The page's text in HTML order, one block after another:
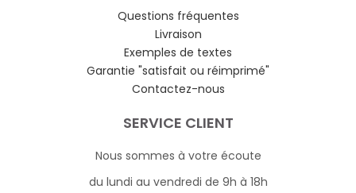
Questions fréquentes
Livraison
Exemples de textes
Garantie "satisfait ou réimprimé"
Contactez-nous
SERVICE CLIENT
Nous sommes à votre écoute
du lundi au vendredi de 9h à 18h